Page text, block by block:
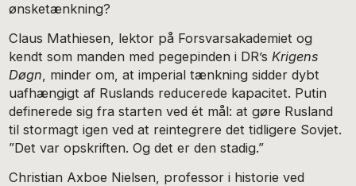
ønsketænkning?
Claus Mathiesen, lektor på Forsvarsakademiet og
kendt som manden med pegepinden i DR’s Krigens
Døgn , minder om, at imperial tænkning sidder dybt
uafhængigt af Ruslands reducerede kapacitet. Putin
definerede sig fra starten ved ét mål: at gøre Rusland
til stormagt igen ved at reintegrere det tidligere Sovjet.
”Det var opskriften. Og det er den stadig.”
Christian Axboe Nielsen, professor i historie ved